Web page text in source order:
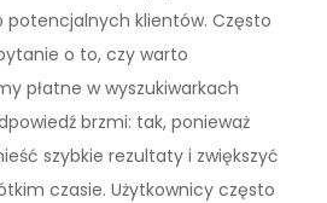
potencjalnych klientów. Często
o to, czy warto
płatne w wyszukiwarkach
brzmi: tak, ponieważ
szybkie rezultaty i zwiększyć
czasie. Użytkownicy często